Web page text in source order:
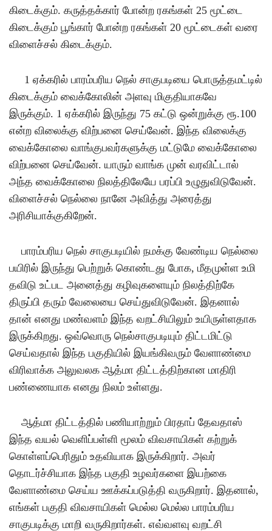
கிடைக்கும். கருத்தக்கார் போன்ற ரகங்கள் 25 மூட்டை
கிடைக்கும் பூங்கார் போன்ற ரகங்கள் 20 மூட்டைகள் வரை
விளைச்சல் கிடைக்கும்.
1 ஏக்கரில் பாரம்பரிய நெல் சாகுபடியை பொருத்தமட்டில்
கிடைக்கும் வைக்கோலின் அளவு மிகுதியாகவே
இருக்கும். 1 ஏக்கரில் இருந்து 75 கட்டு ஒன்றுக்கு ரூ.100
என்ற விலைக்கு விற்பனை செய்வேன். இந்த விலைக்கு
வைக்கோலை வாங்குபவர்களுக்கு மட்டுமே வைக்கோலை
விற்பனை செய்வேன். யாரும் வாங்க முன் வரவிட்டால்
அந்த வைக்கோலை நிலத்திலேயே பரப்பி உழுதுவிடுவேன்.
விளைச்சல் நெல்லை நானே அவித்து அரைத்து
அரிசியாக்குகிறேன்.
பாரம்பரிய நெல் சாகுபடியில் நமக்கு வேண்டிய நெல்லை
பயிரில் இருந்து பெற்றுக் கொண்டது போக, மீதமுள்ள உமி
தவிடு உட்பட அனைத்து கழிவுகளையும் நிலத்திற்கே
திருப்பி தரும் வேலையை செய்துவிடுவேன். இதனால்
தான் எனது மண்வளம் இந்த வறட்சியிலும் உயிருள்ளதாக
இருக்கிறது. ஒவ்வொரு நெல்சாகுபடியும் திட்டமிட்டு
செய்வதால் இந்த பகுதியில் இயங்கிவரும் வேளாண்மை
விரிவாக்க அலுவலக ஆத்மா திட்டத்திற்கான மாதிரி
பண்ணையாக எனது நிலம் உள்ளது.
ஆத்மா திட்டத்தில் பணியாற்றும் பிரதாப் தேவதாஸ்
இந்த வயல் வெளிப்பள்ளி மூலம் விவசாயிகள் கற்றுக்
கொள்ளப்பெரிதும் உதவியாக இருக்கிறார். அவர்
தொடர்ச்சியாக இந்த பகுதி உழவர்களை இயற்கை
வேளாண்மை செய்ய ஊக்கப்படுத்தி வருகிறார். இதனால்,
எங்கள் பகுதி விவசாயிகள் மெல்ல மெல்ல பாரம்பரிய
சாகுபடிக்கு மாறி வருகிறார்கள். எவ்வளவு வறட்சி